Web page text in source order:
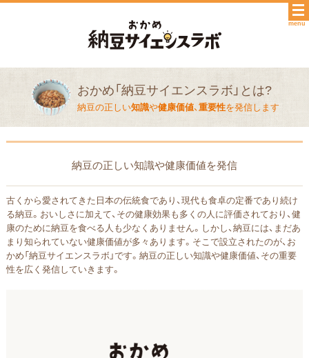
menu
おかめ「納豆サイエンスラボ」とは?
納豆の正しい知識や健康価値、重要性を発信します
納豆の正しい知識や健康価値を発信
古くから愛されてきた日本の伝統食であり、現代も食卓の定番であり続け
る納豆。おいしさに加えて、その健康効果も多くの人に評価されており、健
康のために納豆を食べる人も少なくありません。しかし、納豆には、まだあ
まり知られていない健康価値が多々あります。そこで設立されたのが、お
かめ「納豆サイエンスラボ」です。納豆の正しい知識や健康価値、その重要
性を広く発信していきます。